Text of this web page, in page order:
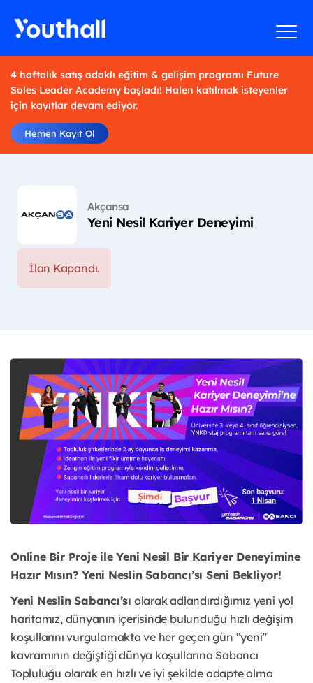
4 haftalık satış odaklı eğitim & gelişim programı Future
Sales Leader Academy başladı! Halen katılmak isteyenler
için kayıtlar devam ediyor.
Hemen Kayıt Ol
Akçansa
Yeni Nesil Kariyer Deneyimi
İlan Kapandı.
Online Bir Proje ile Yeni Nesil Bir Kariyer Deneyimine
Hazır Mısın? Yeni Neslin Sabancı’sı Seni Bekliyor!
Yeni Neslin Sabancı’sı olarak adlandırdığımız yeni yol
haritamız, dünyanın içerisinde bulunduğu hızlı değişim
koşullarını vurgulamakta ve her geçen gün “yeni”
kavramının değiştiği dünya koşullarına Sabancı
Topluluğu olarak en hızlı ve iyi şekilde adapte olma